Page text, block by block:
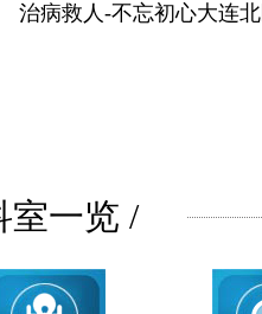
治病救人-不忘初心大连
室一览 /